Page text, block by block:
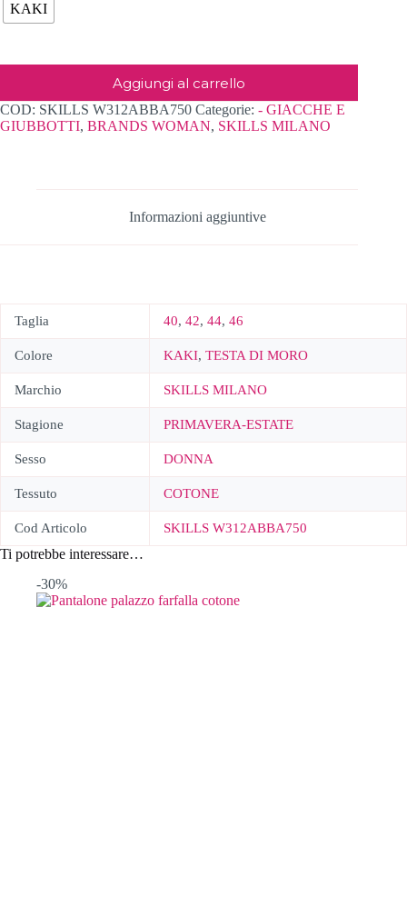
KAKI
Aggiungi al carrello
COD: SKILLS W312ABBA750 Categorie: - GIACCHE E
GIUBBOTTI, BRANDS WOMAN, SKILLS MILANO
Informazioni aggiuntive
Taglia 40, 42, 44, 46
Colore KAKI, TESTA DI MORO
Marchio SKILLS MILANO
Stagione PRIMAVERA-ESTATE
Sesso DONNA
Tessuto COTONE
Cod Articolo SKILLS W312ABBA750
Ti potrebbe interessare…
-30%